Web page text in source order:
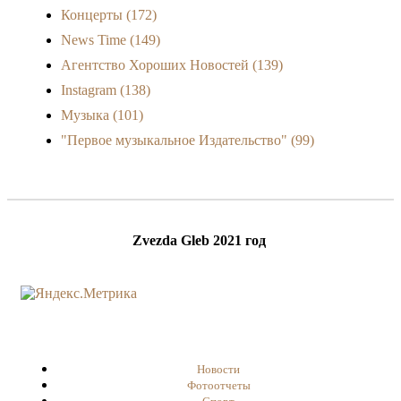
Концерты (172)
News Time (149)
Агентство Хороших Новостей (139)
Instagram (138)
Музыка (101)
"Первое музыкальное Издательство" (99)
Zvezda Gleb 2021 год
Новости
Фотоотчеты